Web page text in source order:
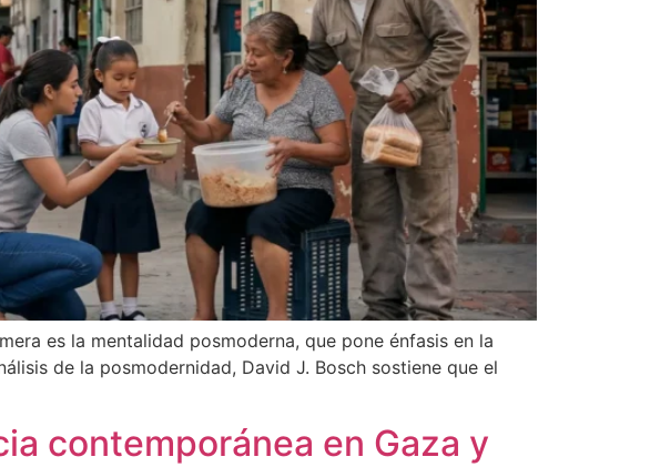
es la mentalidad posmoderna, que pone énfasis en la
de la posmodernidad, David J. Bosch sostiene que el
contemporánea en Gaza y